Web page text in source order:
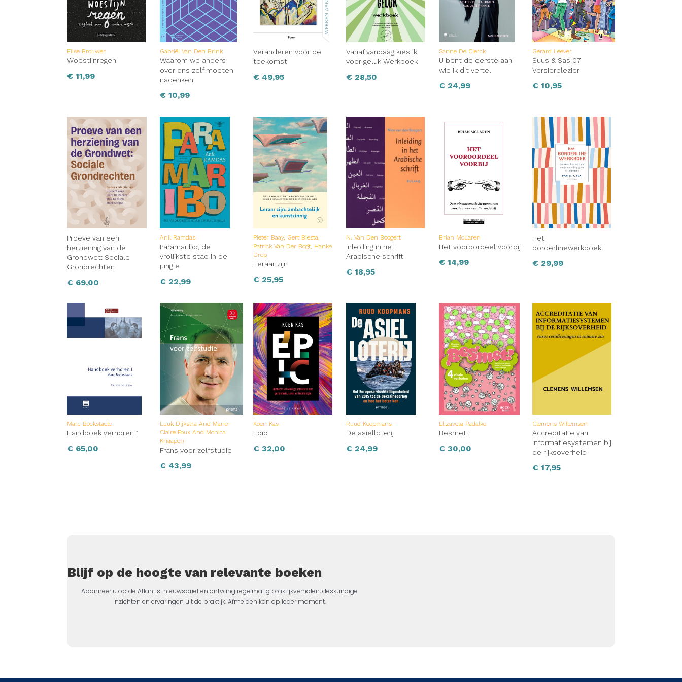
Elise Brouwer
Woestijnregen
€ 11,99
Gabriël Van Den Brink
Waarom we anders
over ons zelf moeten
nadenken
€ 10,99
Veranderen voor de
toekomst
€49,95
Vanaf vandaag kies ik
voor geluk Werkboek
€28,50
Sanne De Clerck
U bent de eerste aan
wie ik dit vertel
€ 24,99
Gerard Leever
Suus & Sas 07
Versierplezier
€10,95
Proeve van een
herziening van de
Grondwet: Sociale
Grondrechten
€ 69,00
Anil Ramdas
Paramaribo, de
vrolijkste stad in de
jungle
€ 22,99
Pieter Baay, Gert Biesta,
Patrick Van Der Bogt, Hanke
Drop
Leraar zijn
€25,95
N. Van Den Boogert
Inleiding in het
Arabische schrift
€18,95
Brian McLaren
Het vooroordeel voorbij
€ 14,99
Het
borderlinewerkboek
€29,99
Marc Bockstaele
Handboek verhoren 1
€ 65,00
Luuk Dijkstra And Marie-
Claire Foux And Monica
Knaapen
Frans voor zelfstudie
€ 43,99
Koen Kas
Epic
€32,00
Ruud Koopmans
De asielloterij
€24,99
Elizaveta Padalko
Besmet!
€ 30,00
Clemens Willemsen
Accreditatie van
informatiesystemen bij
de rijksoverheid
€17,95
Blijf op de hoogte van relevante boeken
Abonneer u op de Atlantis-nieuwsbrief en ontvang regelmatig praktijkverhalen, deskundige
inzichten en ervaringen uit de praktijk. Afmelden kan op ieder moment.